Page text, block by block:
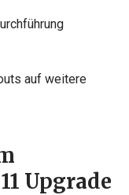
auf weitere
Upgrade